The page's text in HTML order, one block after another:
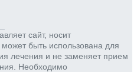
сайт, носит
быть использована для
лечения и не заменяет прием
Необходимо